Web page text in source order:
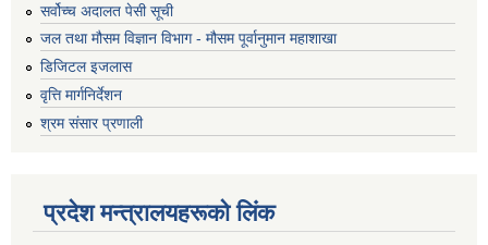
सर्वोच्च अदालत पेसी सूची
जल तथा मौसम विज्ञान विभाग - मौसम पूर्वानुमान महाशाखा
डिजिटल इजलास
वृत्ति मार्गनिर्देशन
श्रम संसार प्रणाली
प्रदेश मन्त्रालयहरूको लिंक